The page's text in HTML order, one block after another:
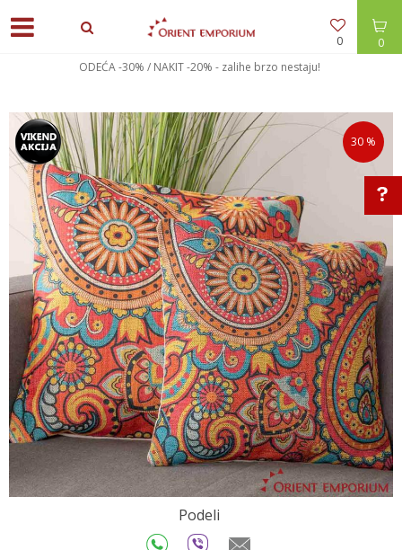
0
0
ODEĆA -30% / NAKIT -20% - zalihe brzo nestaju!
30 %
Podeli